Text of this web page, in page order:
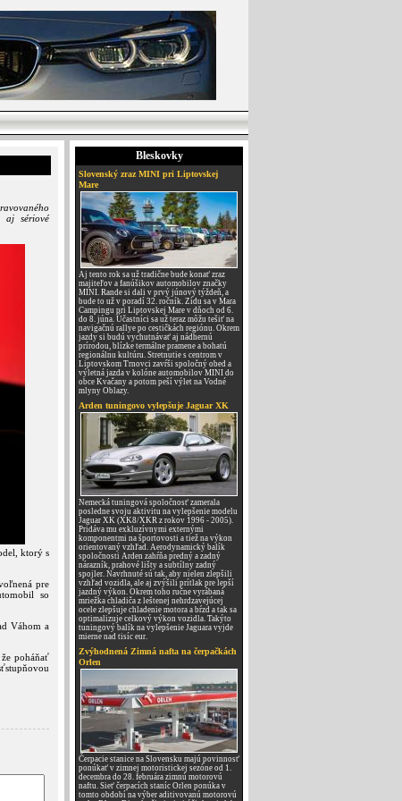
aj sériové
ktorý s
pre
so
Váhom a
poháňať
Bleskovky
Slovenský zraz MINI pri Liptovskej
Mare
Aj tento rok sa už tradične bude konať zraz
majiteľov a fanúšikov automobilov značky
MINI. Rande si dali v prvý júnový týždeň, a
bude to už v poradí 32. ročník. Zídu sa v Mara
Campingu pri Liptovskej Mare v dňoch od 6.
do 8. júna. Účastníci sa už teraz môžu tešiť na
navigačnú rallye po cestičkách regiónu. Okrem
jazdy si budú vychutnávať aj nádhernú
prírodou, blízke termálne pramene a bohatú
regionálnu kultúru. Stretnutie s centrom v
Liptovskom Trnovci zavŕši spoločný obed a
výletná jazda v kolóne automobilov MINI do
obce Kvačany a potom peší výlet na Vodné
mlyny Oblazy.
Arden tuningovo vylepšuje Jaguar XK
Nemecká tuningová spoločnosť zamerala
posledne svoju aktivitu na vylepšenie modelu
Jaguar XK (XK8/XKR z rokov 1996 - 2005).
Pridáva mu exkluzívnymi externými
komponentmi na športovosti a tiež na výkon
orientovaný vzhľad. Aerodynamický balík
spoločnosti Arden zahŕňa predný a zadný
nárazník, prahové lišty a subtílny zadný
spojler. Navrhnuté sú tak, aby nielen zlepšili
vzhľad vozidla, ale aj zvýšili prítlak pre lepší
jazdný výkon. Okrem toho ručne vyrábaná
mriežka chladiča z leštenej nehrdzavejúcej
ocele zlepšuje chladenie motora a bŕzd a tak sa
optimalizuje celkový výkon vozidla. Takýto
tuningový balík na vylepšenie Jaguara vyjde
mierne nad tisíc eur.
Zvýhodnená Zimná nafta na čerpačkách
Orlen
Čerpacie stanice na Slovensku majú povinnosť
ponúkať v zimnej motoristickej sezóne od 1.
decembra do 28. februára zimnú motorovú
naftu. Sieť čerpacích staníc Orlen ponúka v
tomto období na výber aditivovanú motorovú